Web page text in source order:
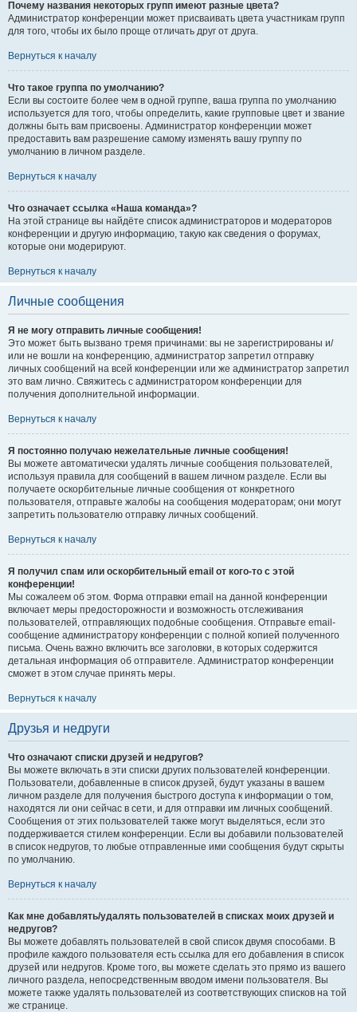
Почему названия некоторых групп имеют разные цвета?
Администратор конференции может присваивать цвета участникам групп
для того, чтобы их было проще отличать друг от друга.
Вернуться к началу
Что такое группа по умолчанию?
Если вы состоите более чем в одной группе, ваша группа по умолчанию
используется для того, чтобы определить, какие групповые цвет и звание
должны быть вам присвоены. Администратор конференции может
предоставить вам разрешение самому изменять вашу группу по
умолчанию в личном разделе.
Вернуться к началу
Что означает ссылка «Наша команда»?
На этой странице вы найдёте список администраторов и модераторов
конференции и другую информацию, такую как сведения о форумах,
которые они модерируют.
Вернуться к началу
Личные сообщения
Я не могу отправить личные сообщения!
Это может быть вызвано тремя причинами: вы не зарегистрированы и/
или не вошли на конференцию, администратор запретил отправку
личных сообщений на всей конференции или же администратор запретил
это вам лично. Свяжитесь с администратором конференции для
получения дополнительной информации.
Вернуться к началу
Я постоянно получаю нежелательные личные сообщения!
Вы можете автоматически удалять личные сообщения пользователей,
используя правила для сообщений в вашем личном разделе. Если вы
получаете оскорбительные личные сообщения от конкретного
пользователя, отправьте жалобы на сообщения модераторам; они могут
запретить пользователю отправку личных сообщений.
Вернуться к началу
Я получил спам или оскорбительный email от кого-то с этой
конференции!
Мы сожалеем об этом. Форма отправки email на данной конференции
включает меры предосторожности и возможность отслеживания
пользователей, отправляющих подобные сообщения. Отправьте email-
сообщение администратору конференции с полной копией полученного
письма. Очень важно включить все заголовки, в которых содержится
детальная информация об отправителе. Администратор конференции
сможет в этом случае принять меры.
Вернуться к началу
Друзья и недруги
Что означают списки друзей и недругов?
Вы можете включать в эти списки других пользователей конференции.
Пользователи, добавленные в список друзей, будут указаны в вашем
личном разделе для получения быстрого доступа к информации о том,
находятся ли они сейчас в сети, и для отправки им личных сообщений.
Сообщения от этих пользователей также могут выделяться, если это
поддерживается стилем конференции. Если вы добавили пользователей
в список недругов, то любые отправленные ими сообщения будут скрыты
по умолчанию.
Вернуться к началу
Как мне добавлять/удалять пользователей в списках моих друзей и
недругов?
Вы можете добавлять пользователей в свой список двумя способами. В
профиле каждого пользователя есть ссылка для его добавления в список
друзей или недругов. Кроме того, вы можете сделать это прямо из вашего
личного раздела, непосредственным вводом имени пользователя. Вы
можете также удалять пользователей из соответствующих списков на той
же странице.